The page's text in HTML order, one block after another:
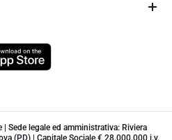
Sede legale ed amministrativa: Riviera
(PD) | Capitale Sociale € 28.000.000 i.v.